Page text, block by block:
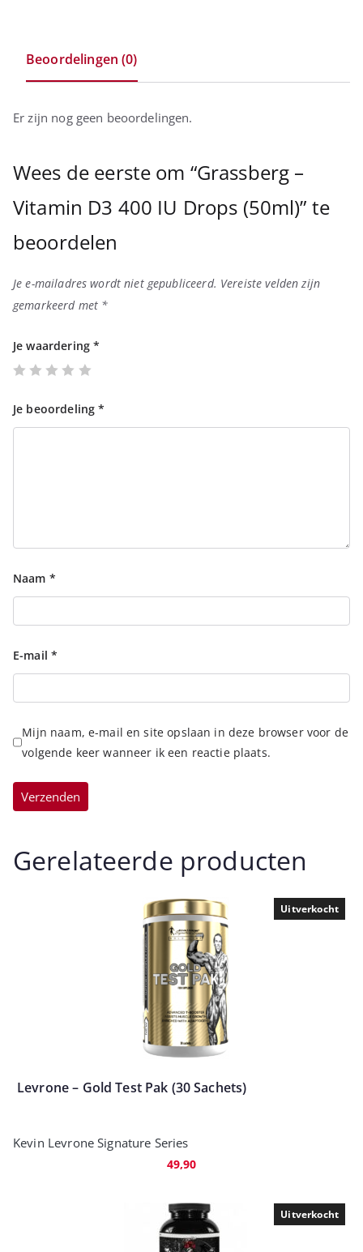
Beoordelingen (0)
Er zijn nog geen beoordelingen.
Wees de eerste om “Grassberg –
Vitamin D3 400 IU Drops (50ml)” te
beoordelen
Je e-mailadres wordt niet gepubliceerd. Vereiste velden zijn
gemarkeerd met *
Je waardering*
Je beoordeling*
Naam *
E-mail*
Mijn naam, e-mail en site opslaan in deze browser voor de
volgende keer wanneer ik een reactie plaats.
Gerelateerde producten
Uitverkocht
Levrone – Gold Test Pak (30 Sachets)
Kevin Levrone Signature Series
49,90
Uitverkocht